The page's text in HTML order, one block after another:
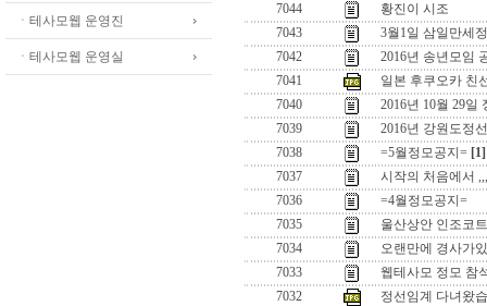
ㆍ테사모웹 운영진
ㆍ테사모웹 운영실
7044
황진이 시조
7043
3월1일 삼일만세
7042
2016년 송년모임
7041
일본 후쿠오카 친
7040
2016년 10월 29일
7039
2016년 강원도정
7038
=5월정모공지= [1]
7037
시작의 처음에서 ,,,
7036
=4월정모공지=
7035
울산상안 인조코
7034
오랜만에 경사가
7033
웹테사모 정모 참
7032
정선임계 다녀왔